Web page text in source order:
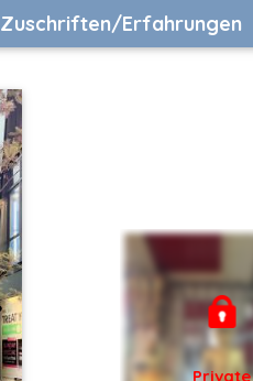
Zuschriften/Erfahrungen
Private